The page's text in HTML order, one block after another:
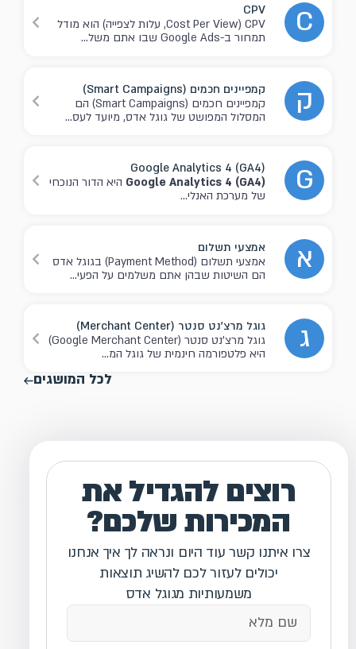
C
CPV
CPV (Cost Per View, עלות לצפייה) הוא מודל
תמחור ב-Google Ads שבו אתם משל...
ק
קמפיינים חכמים (Smart Campaigns)
קמפיינים חכמים (Smart Campaigns) הם
המסלול המפושט של גוגל אדס, מיועד לעס...
G
Google Analytics 4 (GA4)
Google Analytics 4 (GA4) היא הדור הנוכחי
של מערכת האנלי...
א
אמצעי תשלום
אמצעי תשלום (Payment Method) בגוגל אדס
הם השיטות שבהן אתם משלמים על הפעי...
ג
גוגל מרצ'נט סנטר (Merchant Center)
גוגל מרצ'נט סנטר (Google Merchant Center)
היא פלטפורמה חינמית של גוגל המ...
לכל המושגים
רוצים להגדיל את
המכירות שלכם?
צרו איתנו קשר עוד היום ונראה לך איך אנחנו
יכולים לעזור לכם להשיג תוצאות
משמעותיות מגוגל אדס